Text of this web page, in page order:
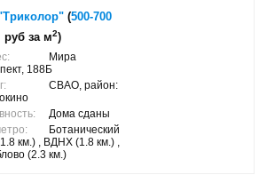
(500-700
руб за м2)
Мира
188Б
СВАО, район:
Дома сданы
Ботанический
км.) , ВДНХ (1.8 км.) ,
(2.3 км.)